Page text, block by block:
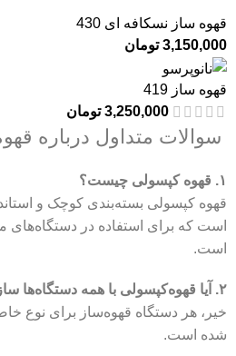
قهوه ساز نسکافه ای 430
3,150,000 تومان
قهوه ساز 419
3,250,000 تومان
سوالات متداول درباره
۱. قهوه کپسولی چیست؟
قهوه کپسولی بسته‌بندی کوچک و
است که برای استفاده در
است.
۲. آیا قهوه‌کپسولی با همه دستگاه‌ها سازگار است؟
خیر، هر دستگاه قهوه‌ساز برای نوع
شده است.